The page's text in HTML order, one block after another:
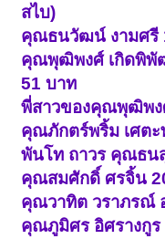
สไบ)
คุณธนวัฒน์ งามศรี
คุณพุฒิพงศ์ เกิดพิพั
51 บาท
พี่สาวของคุณพุฒิพ
คุณภักตร์พริ้ม เศต
พันโท ถาวร คุณธ
คุณสมศักดิ์ ศรจิ้น
คุณวาทิต วราภรณ์
คุณภูมิศร อิศรางกู